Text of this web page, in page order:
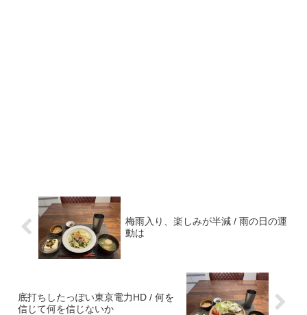
梅雨入り、楽しみが半減 / 雨の日の運
動は
底打ちしたっぽい東京電力HD / 何を
信じて何を信じないか